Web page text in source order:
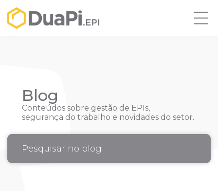
Blog
Conteúdos sobre gestão de EPIs,
segurança do trabalho e novidades do setor.